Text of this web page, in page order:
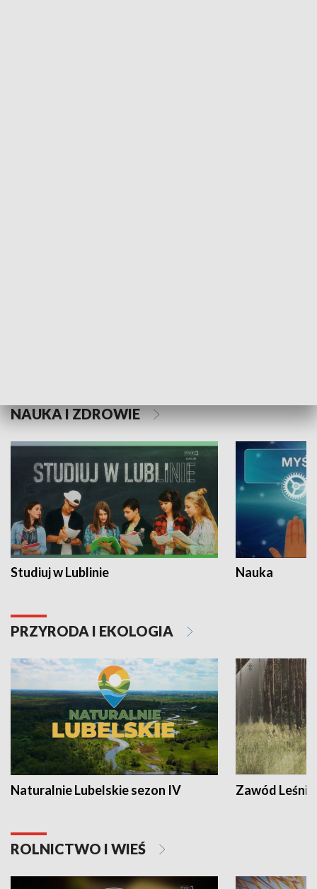
NAUKA I ZDROWIE
Studiuj w Lublinie Nauka
PRZYRODA I EKOLOGIA
Naturalnie Lubelskie sezon IV Zawód Leśnik
ROLNICTWO I WIEŚ